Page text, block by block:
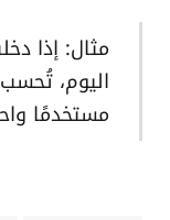
مستخدمًا